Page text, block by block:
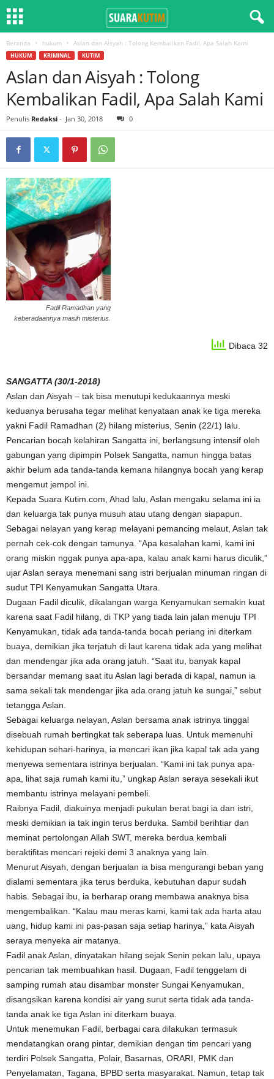
Beranda hukum Aslan dan Aisyah : Tolong Kembalikan Fadil, Apa Salah Kami
HUKUM KRIMINAL KUTIM
Aslan dan Aisyah : Tolong
Kembalikan Fadil, Apa Salah Kami
Penulis Redaksi - Jan 30, 2018 0
Fadil Ramadhan yang
keberadaannya masih misterius.
Dibaca 32
SANGATTA (30/1-2018)
Aslan dan Aisyah – tak bisa menutupi kedukaannya meski
keduanya berusaha tegar melihat kenyataan anak ke tiga mereka
yakni Fadil Ramadhan (2) hilang misterius, Senin (22/1) lalu.
Pencarian bocah kelahiran Sangatta ini, berlangsung intensif oleh
gabungan yang dipimpin Polsek Sangatta, namun hingga batas
akhir belum ada tanda-tanda kemana hilangnya bocah yang kerap
mengemut jempol ini.
Kepada Suara Kutim.com, Ahad lalu, Aslan mengaku selama ini ia
dan keluarga tak punya musuh atau utang dengan siapapun.
Sebagai nelayan yang kerap melayani pemancing melaut, Aslan tak
pernah cek-cok dengan tamunya. “Apa kesalahan kami, kami ini
orang miskin nggak punya apa-apa, kalau anak kami harus diculik,”
ujar Aslan seraya menemani sang istri berjualan minuman ringan di
sudut TPI Kenyamukan Sangatta Utara.
Dugaan Fadil diculik, dikalangan warga Kenyamukan semakin kuat
karena saat Fadil hilang, di TKP yang tiada lain jalan menuju TPI
Kenyamukan, tidak ada tanda-tanda bocah periang ini diterkam
buaya, demikian jika terjatuh di laut karena tidak ada yang melihat
dan mendengar jika ada orang jatuh. “Saat itu, banyak kapal
bersandar memang saat itu Aslan lagi berada di kapal, namun ia
sama sekali tak mendengar jika ada orang jatuh ke sungai,” sebut
tetangga Aslan.
Sebagai keluarga nelayan, Aslan bersama anak istrinya tinggal
disebuah rumah bertingkat tak seberapa luas. Untuk memenuhi
kehidupan sehari-harinya, ia mencari ikan jika kapal tak ada yang
menyewa sementara istrinya berjualan. “Kami ini tak punya apa-
apa, lihat saja rumah kami itu,” ungkap Aslan seraya sesekali ikut
membantu istrinya melayani pembeli.
Raibnya Fadil, diakuinya menjadi pukulan berat bagi ia dan istri,
meski demikian ia tak ingin terus berduka. Sambil berihtiar dan
meminat pertolongan Allah SWT, mereka berdua kembali
beraktifitas mencari rejeki demi 3 anaknya yang lain.
Menurut Aisyah, dengan berjualan ia bisa mengurangi beban yang
dialami sementara jika terus berduka, kebutuhan dapur sudah
habis. Sebagai ibu, ia berharap orang membawa anaknya bisa
mengembalikan. “Kalau mau meras kami, kami tak ada harta atau
uang, hidup kami ini pas-pasan saja setiap harinya,” kata Aisyah
seraya menyeka air matanya.
Fadil anak Aslan, dinyatakan hilang sejak Senin pekan lalu, upaya
pencarian tak membuahkan hasil. Dugaan, Fadil tenggelam di
samping rumah atau disambar monster Sungai Kenyamukan,
disangsikan karena kondisi air yang surut serta tidak ada tanda-
tanda anak ke tiga Aslan ini diterkam buaya.
Untuk menemukan Fadil, berbagai cara dilakukan termasuk
mendatangkan orang pintar, demikian dengan tim pencari yang
terdiri Polsek Sangatta, Polair, Basarnas, ORARI, PMK dan
Penyelamatan, Tagana, BPBD serta masyarakat. Namun, tetap tak